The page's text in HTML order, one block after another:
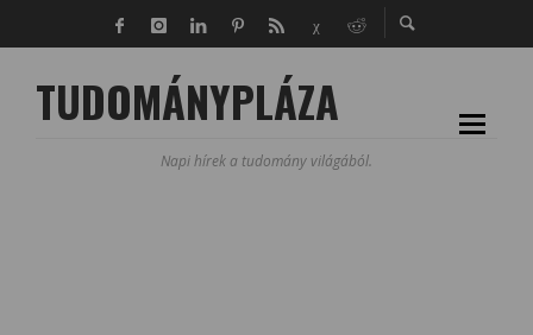
TUDOMÁNYPLÁZA
Napi hírek a tudomány világából.